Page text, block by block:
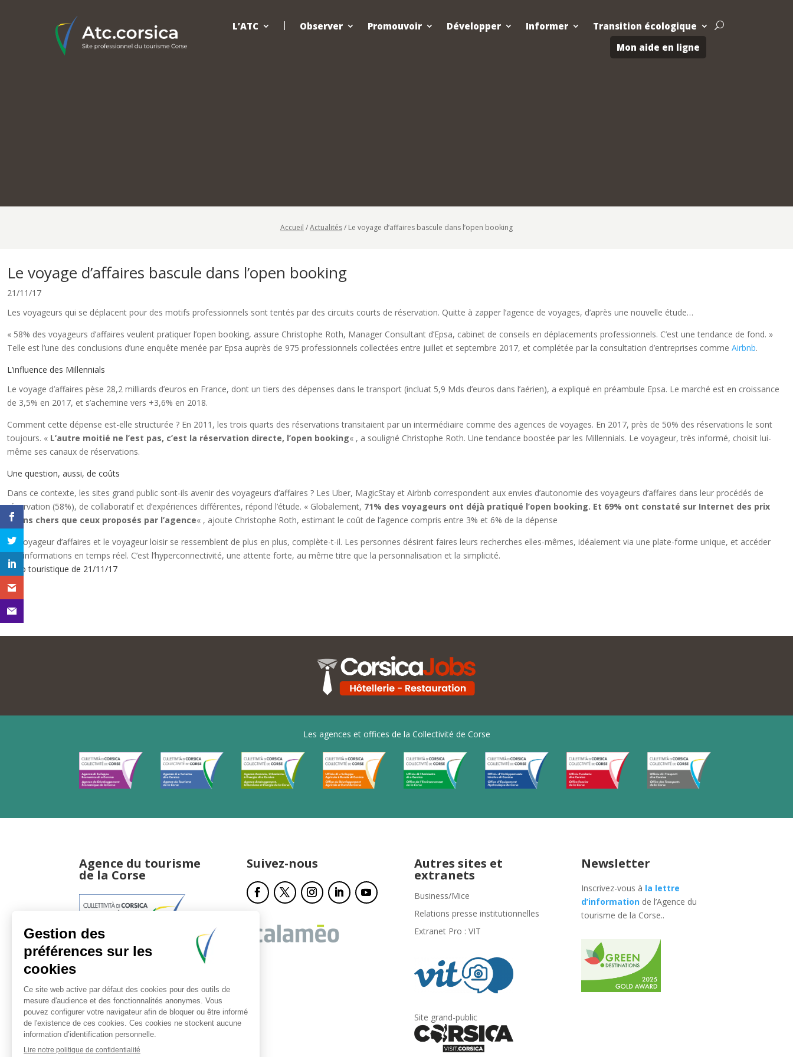
L’ATC Observer Promouvoir Développer Informer
Transition écologique
Mon aide en ligne
U
Accueil /Actualités/ Le voyage d’affaires bascule dans l’open booking
Le voyage d’affaires bascule dans l’open booking
21/11/17
Les voyageurs qui se déplacent pour des motifs professionnels sont tentés par des circuits courts de réservation. Quitte à zapper l’agence de voyages, d’après une nouvelle étude…
« 58% des voyageurs d’affaires veulent pratiquer l’open booking, assure Christophe Roth, Manager Consultant d’Epsa, cabinet de conseils en déplacements professionnels. C’est une tendance de fond. »
Telle est l’une des conclusions d’une enquête menée par Epsa auprès de 975 professionnels collectées entre juillet et septembre 2017, et complétée par la consultation d’entreprises comme Airbnb.
L’influence des Millennials
Le voyage d’affaires pèse 28,2 milliards d’euros en France, dont un tiers des dépenses dans le transport (incluat 5,9 Mds d’euros dans l’aérien), a expliqué en préambule Epsa. Le marché est en croissance
de 3,5% en 2017, et s’achemine vers +3,6% en 2018.
Comment cette dépense est-elle structurée ? En 2011, les trois quarts des réservations transitaient par un intermédiaire comme des agences de voyages. En 2017, près de 50% des réservations le sont
toujours. « L’autre moitié ne l’est pas, c’est la réservation directe, l’open booking« , a souligné Christophe Roth. Une tendance boostée par les Millennials. Le voyageur, très informé, choisit lui-
même ses canaux de réservations.
Une question, aussi, de coûts
Dans ce contexte, les sites grand public sont-ils avenir des voyageurs d’affaires ? Les Uber, MagicStay et Airbnb correspondent aux envies d’autonomie des voyageurs d’affaires dans leur procédés de
réservation (58%), de collaboratif et d’expériences différentes, répond l’étude. « Globalement, 71% des voyageurs ont déjà pratiqué l’open booking. Et 69% ont constaté sur Internet des prix
moins chers que ceux proposés par l’agence« , ajoute Christophe Roth, estimant le coût de l’agence compris entre 3% et 6% de la dépense
Le voyageur d’affaires et le voyageur loisir se ressemblent de plus en plus, complète-t-il. Les personnes désirent faires leurs recherches elles-mêmes, idéalement via une plate-forme unique, et accéder
aux informations en temps réel. C’est l’hyperconnectivité, une attente forte, au même titre que la personnalisation et la simplicité.
Echo touristique de 21/11/17
Les agences et offices de la Collectivité de Corse
Agence du tourisme
de la Corse
20181 Ajaccio Cedex 01
T : 04 95 51 77 77
Accueil et horaires
Nous contacter
Suivez-nous Autres sites et
extranets
Business/Mice
Relations presse institutionnelles
Extranet Pro : VIT
Site grand-public
Newsletter
Inscrivez-vous à la lettre
d’information de l’Agence du
tourisme de la Corse..